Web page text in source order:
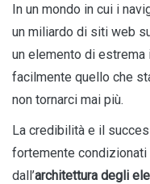
In un mondo in cui i
un miliardo di siti web
un elemento di estrema
facilmente quello che
non tornarci mai più.
La credibilità e il
fortemente condizionati
dall’architettura degli